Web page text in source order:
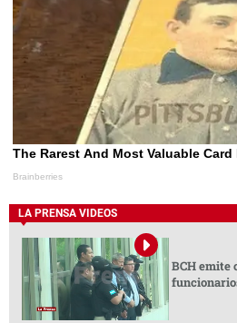
LA PRENSA VIDEOS
BCH emite